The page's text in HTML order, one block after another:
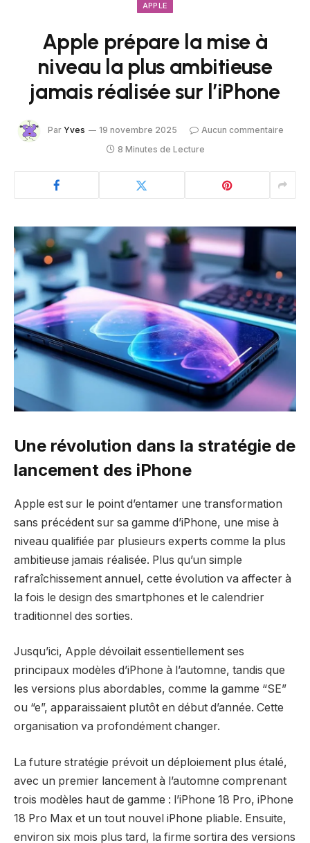
APPLE
Apple prépare la mise à
niveau la plus ambitieuse
jamais réalisée sur l’iPhone
Par Yves 19 novembre 2025
Aucun commentaire
8 Minutes de Lecture
Une révolution dans la stratégie de
lancement des iPhone
Apple est sur le point d’entamer une transformation
sans précédent sur sa gamme d’iPhone, une mise à
niveau qualifiée par plusieurs experts comme la plus
ambitieuse jamais réalisée. Plus qu’un simple
rafraîchissement annuel, cette évolution va affecter à
la fois le design des smartphones et le calendrier
traditionnel des sorties.
Jusqu’ici, Apple dévoilait essentiellement ses
principaux modèles d’iPhone à l’automne, tandis que
les versions plus abordables, comme la gamme “SE”
ou “e”, apparaissaient plutôt en début d’année. Cette
organisation va profondément changer.
La future stratégie prévoit un déploiement plus étalé,
avec un premier lancement à l’automne comprenant
trois modèles haut de gamme : l’iPhone 18 Pro, iPhone
18 Pro Max et un tout nouvel iPhone pliable. Ensuite,
environ six mois plus tard, la firme sortira des versions